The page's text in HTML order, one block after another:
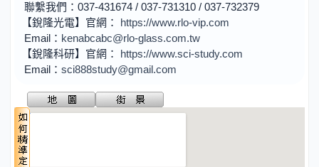
聯繫我們：037-431674 / 037-731310 / 037-732379
【銳隆光電】官網： https://www.rlo-vip.com
Email： kenabcabc@rlo-glass.com.tw
【銳隆科研】官網： https://www.sci-study.com
Email： sci888study@gmail.com